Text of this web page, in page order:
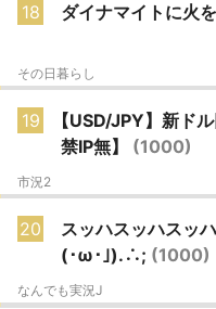
18 ダイナマイトに火
その日暮らし
19
【USD/JPY】新ド
禁IP無】 (1000)
市況2
20
スッハスッハス
(･ω･｣).∴; (1000)
なんでも実況J